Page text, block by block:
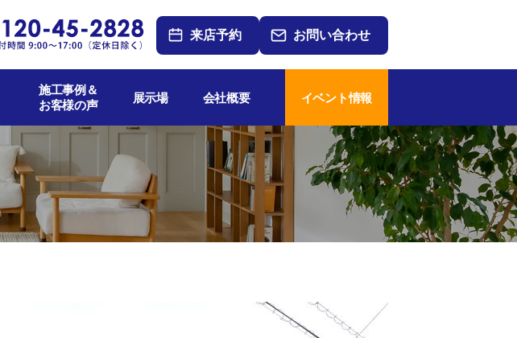
来店予約 お問い合わせ
施工事例＆
お客様の声
展示場 会社概要 イベント情報